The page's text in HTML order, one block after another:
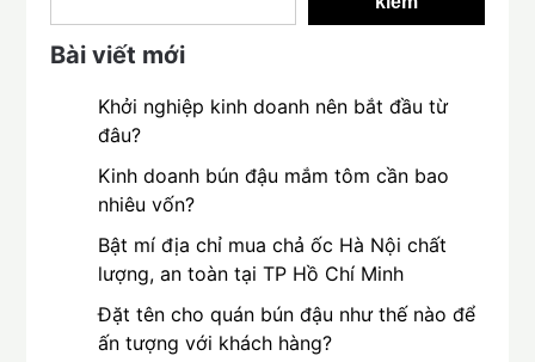
Bài viết mới
Khởi nghiệp kinh doanh nên bắt đầu từ
đâu?
Kinh doanh bún đậu mắm tôm cần bao
nhiêu vốn?
Bật mí địa chỉ mua chả ốc Hà Nội chất
lượng, an toàn tại TP Hồ Chí Minh
Đặt tên cho quán bún đậu như thế nào để
ấn tượng với khách hàng?